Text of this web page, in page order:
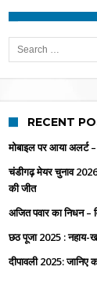
Search for:
RECENT
मोबाइल पर आया अलर्ट –
चंडीगढ़ मेयर चुनाव
की जीत
अजित पवार का निधन –
छठ पूजा 2025 : नहाय-
दीपावली 2025: जानिए